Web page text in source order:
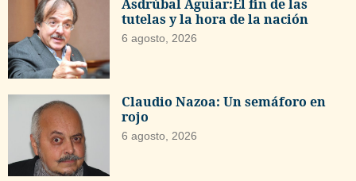
Asdrúbal Aguiar:El fin de las
tutelas y la hora de la nación
6 agosto, 2026
Claudio Nazoa: Un semáforo en
rojo
6 agosto, 2026